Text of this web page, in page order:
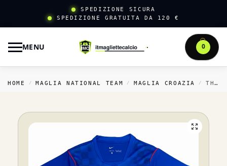
SPEDIZIONE SICURA
SPEDIZIONE GRATUITA DA 120 €
MENU 0
HOME / MAGLIA NATIONAL TEAM / MAGLIA CROAZIA / THAILANDIA TRASFERTA MAGLIA CROAZIA 2026 BLU